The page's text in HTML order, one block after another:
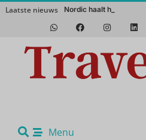
Laatste nieuws Nordic haalt het magisch
Menu